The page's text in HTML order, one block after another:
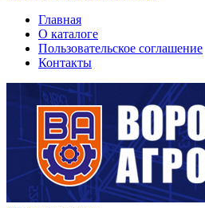
Главная
О каталоге
Пользовательское соглашение
Контакты